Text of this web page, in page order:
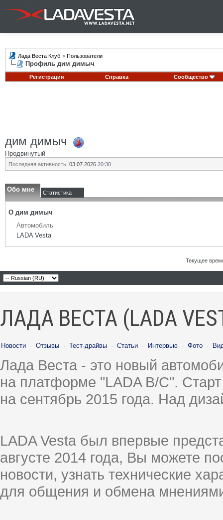
Лада Веста Клуб > Пользователи
Профиль дим димыч
Регистрация Справка Сообщество
дим димыч
Продвинутый
Последняя активность: 03.07.2026 20:30
Обо мне Статистика
О дим димыч
Автомобиль
LADA Vesta
Текущее
ЛАДА ВЕСТА (LADA
Новости · Отзывы · Тест-драйвы · Статьи · Интервью · Фото ·
Лада Веста - это новый
на платформе "LADA B/C".
на сентябрь 2015 года. Над
LADA Vesta был впервые
августе 2014 года, Вы можете
новости, узнать технические
для общения и обмена